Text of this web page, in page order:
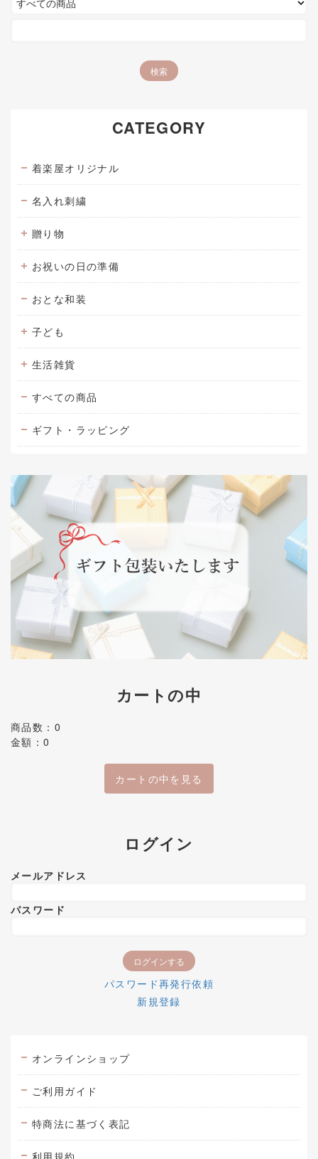
CATEGORY
着楽屋オリジナル
名入れ刺繍
贈り物
お祝いの日の準備
おとな和装
子ども
生活雑貨
すべての商品
ギフト・ラッピング
カートの中
商品数：0
金額：0
カートの中を見る
ログイン
メールアドレス
パスワード
パスワード再発行依頼
新規登録
オンラインショップ
ご利用ガイド
特商法に基づく表記
利用規約